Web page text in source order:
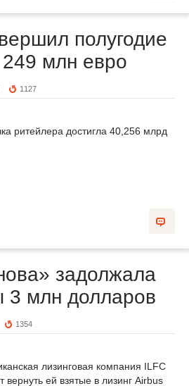
полугодие
млн евро
1127
ритейлера достигла 40,256 млрд
задолжала
3 млн долларов
1354
лизинговая компания ILFC
вернуть ей взятые в лизинг Airbus